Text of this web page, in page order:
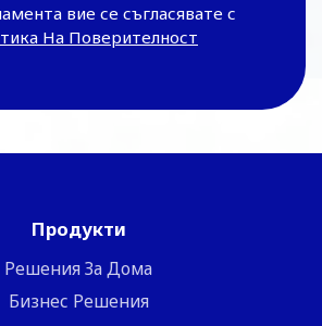
вие се съгласявате с
На Поверителност
Продукти
Решения За Дома
Бизнес Решения